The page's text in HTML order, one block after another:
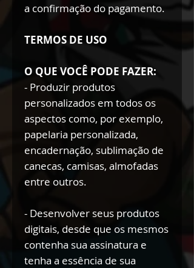
a confirmação do pagamento.
TERMOS DE USO
O QUE VOCÊ PODE FAZER:
- Produzir produtos
personalizados em todos os
aspectos como, por exemplo,
papelaria personalizada,
encadernação, sublimação de
canecas, camisas, almofadas
entre outros.
- Desenvolver seus produtos
digitais, desde que os mesmos
contenha sua assinatura e
tenha a essência de sua